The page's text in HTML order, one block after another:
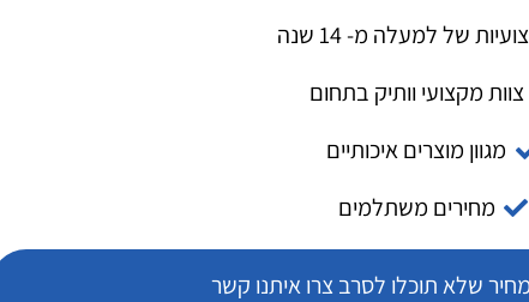
של למעלה מ- 14 שנה
צוות מקצועי וותיק בתחום
מגוון מוצרים איכותיים
מחירים משתלמים
שלא תוכלו לסרב צרו איתנו קשר